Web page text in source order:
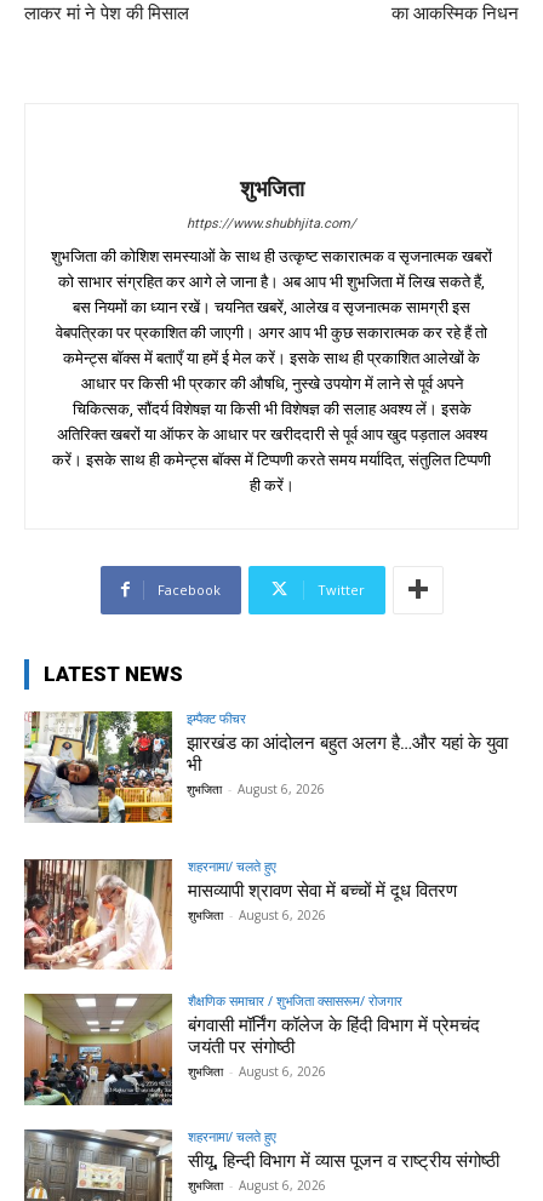
लाकर मां ने पेश की मिसाल
का आकस्मिक निधन
शुभजिता
https://www.shubhjita.com/
शुभजिता की कोशिश समस्याओं के साथ ही उत्कृष्ट सकारात्मक व सृजनात्मक खबरों
को साभार संग्रहित कर आगे ले जाना है। अब आप भी शुभजिता में लिख सकते हैं,
बस नियमों का ध्यान रखें। चयनित खबरें, आलेख व सृजनात्मक सामग्री इस
वेबपत्रिका पर प्रकाशित की जाएगी। अगर आप भी कुछ सकारात्मक कर रहे हैं तो
कमेन्ट्स बॉक्स में बताएँ या हमें ई मेल करें। इसके साथ ही प्रकाशित आलेखों के
आधार पर किसी भी प्रकार की औषधि, नुस्खे उपयोग में लाने से पूर्व अपने
चिकित्सक, सौंदर्य विशेषज्ञ या किसी भी विशेषज्ञ की सलाह अवश्य लें। इसके
अतिरिक्त खबरों या ऑफर के आधार पर खरीददारी से पूर्व आप खुद पड़ताल अवश्य
करें। इसके साथ ही कमेन्ट्स बॉक्स में टिप्पणी करते समय मर्यादित, संतुलित टिप्पणी
ही करें।
Facebook Twitter
LATEST NEWS
इम्पैक्ट फीचर
झारखंड का आंदोलन बहुत अलग है…और यहां के युवा
भी
शुभजिता - August 6, 2026
शहरनामा/ चलते हुए
मासव्यापी श्रावण सेवा में बच्चों में दूध वितरण
शुभजिता - August 6, 2026
शैक्षणिक समाचार / शुभजिता क्सासरूम/ रोजगार
बंगवासी मॉर्निंग कॉलेज के हिंदी विभाग में प्रेमचंद
जयंती पर संगोष्ठी
शुभजिता - August 6, 2026
शहरनामा/ चलते हुए
सीयू, हिन्दी विभाग में व्यास पूजन व राष्ट्रीय संगोष्ठी
शुभजिता - August 6, 2026